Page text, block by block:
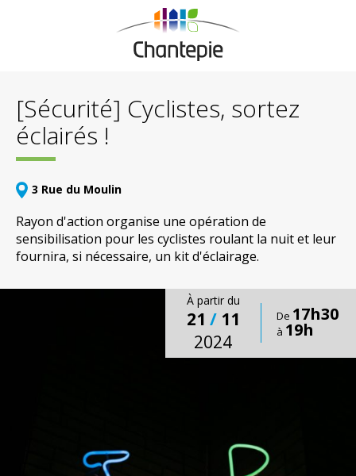
[Sécurité] Cyclistes, sortez
éclairés !
3 Rue du Moulin
Rayon d'action organise une opération de
sensibilisation pour les cyclistes roulant la nuit et leur
fournira, si nécessaire, un kit d'éclairage.
À partir du
21 / 11
2024
De 17h30
à 19h